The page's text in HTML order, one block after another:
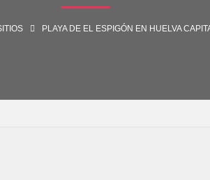
PLAYA DE EL ESPIGÓN EN HUELVA